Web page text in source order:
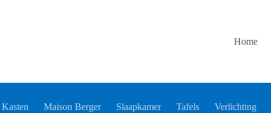
Home
Kasten Maison Berger Slaapkamer Tafels Verlichting